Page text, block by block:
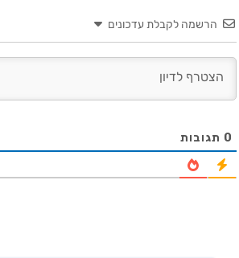
הרשמה לקבלת עדכונים
0 תגובות